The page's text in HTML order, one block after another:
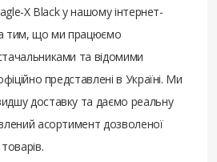
X Black у нашому інтернет-
​​тим, що ми працюємо
та відомими
представлені в Україні. Ми
доставку та даємо реальну
асортимент дозволеної